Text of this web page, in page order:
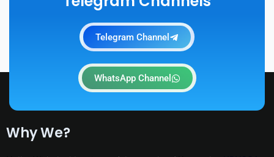
Telegram Channel
WhatsApp Channel
Why We?